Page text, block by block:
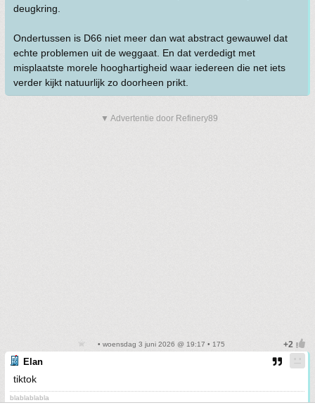
deugkring.
Ondertussen is D66 niet meer dan wat abstract gewauwel dat
echte problemen uit de weggaat. En dat verdedigt met
misplaatste morele hooghartigheid waar iedereen die net iets
verder kijkt natuurlijk zo doorheen prikt.
▼ Advertentie door Refinery89
• woensdag 3 juni 2026 @ 19:17 • 175
Elan
tiktok
blablablabla